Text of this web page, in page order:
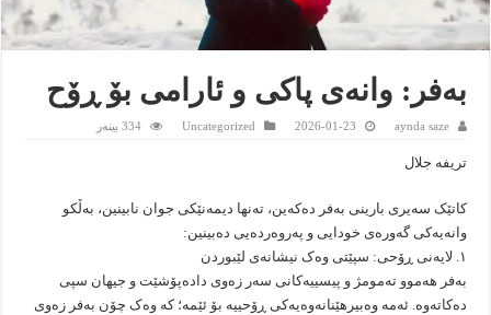
بەفر: وانەی پاکی و ئارامی بۆ ڕۆح
aynda saze
2026-01-23
Uncategorized 334 بینەر
تریفە جلال
کاتێک سەیری بارینی بەفر دەکەین، تەنها دیمەنێکی جوان نابینین، بەڵکو
وانەیەکی گەورەی خودایی و پەروەردەیی دەبینین:
١. لایەنی ڕۆحی: سپێتی وەک نیشانەی لێبوردن
بەفر هەموو تەمومژ و پیسییەکانی سەر زەوی دادەپۆشێت و جیهان سپی
دەکاتەوە. ئەمە وەبیرهێنانەوەیەکی ڕۆحییە بۆ ئێمە؛ کە وەک چۆن بەفر زەوی